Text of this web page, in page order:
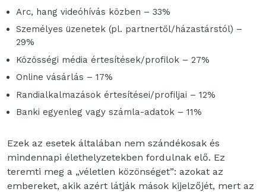
Arc, hang videóhívás közben – 33%
Személyes üzenetek (pl. partnertől/házastárstól) –
29%
Közösségi média értesítések/profilok – 27%
Online vásárlás – 17%
Randialkalmazások értesítései/profiljai – 12%
Banki egyenleg vagy számla-adatok – 11%
Ezek az esetek általában nem szándékosak és
mindennapi élethelyzetekben fordulnak elő. Ez
teremti meg a „véletlen közönséget”: azokat az
embereket, akik azért látják mások kijelzőjét, mert az